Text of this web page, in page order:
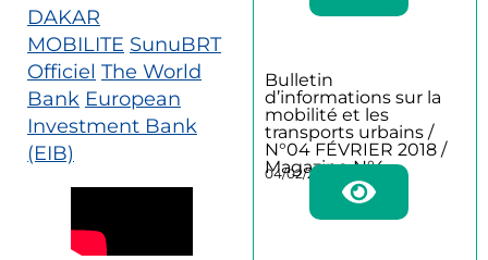
DAKAR
MOBILITE SunuBRT
Officiel The World
Bank European
Investment Bank
(EIB)
Bulletin
d’informations sur la
mobilité et les
transports urbains /
N°04 FÉVRIER 2018 /
Magazine N°4
04/02/2018